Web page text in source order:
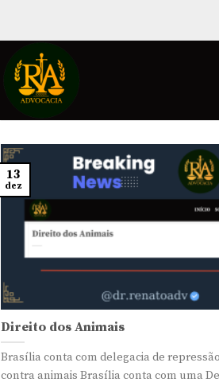
Direito dos Animais
Brasília conta com delegacia de
contra animais Brasília conta com uma
13
dez